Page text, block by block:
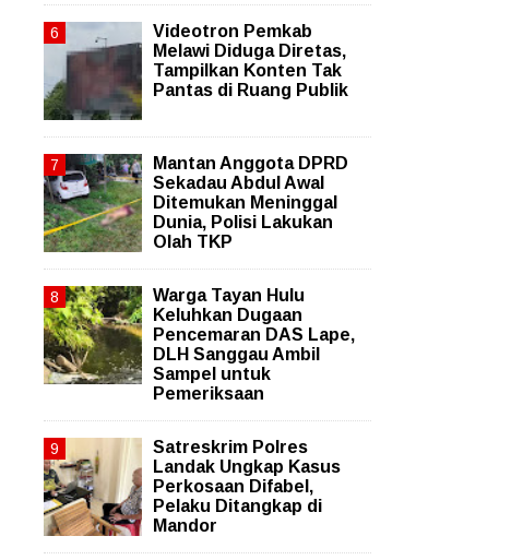
Videotron Pemkab
Melawi Diduga Diretas,
Tampilkan Konten Tak
Pantas di Ruang Publik
Mantan Anggota DPRD
Sekadau Abdul Awal
Ditemukan Meninggal
Dunia, Polisi Lakukan
Olah TKP
Warga Tayan Hulu
Keluhkan Dugaan
Pencemaran DAS Lape,
DLH Sanggau Ambil
Sampel untuk
Pemeriksaan
Satreskrim Polres
Landak Ungkap Kasus
Perkosaan Difabel,
Pelaku Ditangkap di
Mandor